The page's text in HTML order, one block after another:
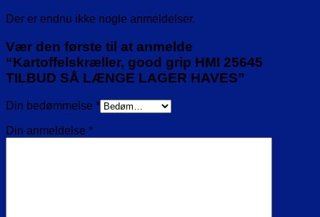
Der er endnu ikke nogle anmeldelser.
Vær den første til at anmelde
“Kartoffelskræller, good grip HMI 25645
TILBUD SÅ LÆNGE LAGER HAVES”
Din bedømmelse *
Din anmeldelse *